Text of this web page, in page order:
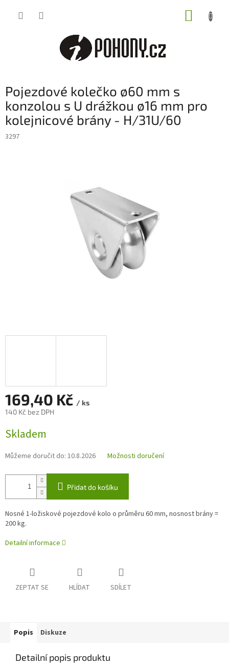
Pojezdové kolečko ø60 mm s
konzolou s U drážkou ø16 mm pro
kolejnicové brány - H/31U/60
3297
169,40 Kč / ks
140 Kč bez DPH
cena:
Skladem
Můžeme doručit do: 10.8.2026 Možnosti doručení
Přidat do košíku
Nosné 1-ložiskové pojezdové kolo o průměru 60 mm, nosnost brány =
200 kg.
Detailní informace
ZEPTAT SE HLÍDAT SDÍLET
Popis Diskuze
Detailní popis produktu